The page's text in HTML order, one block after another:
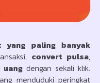
paling banyak
convert pulsa,
dengan sekali klik.
menduduki peringkat